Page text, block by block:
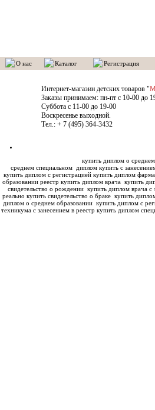
О нас Каталог Регистрация
Интернет-магазин детских товаров "М
Заказы принимаем: пн-пт с 10-00 до
Суббота с 11-00 до 19-00
Воскресенье выходной.
Тел.: + 7 (495) 364-3432
купить диплом о
среднем специальном диплом купить с
купить диплом с регистрацией купить диплом
образовании реестр купить диплом врача купить
свидетельство о рождении купить диплом врача с
реально купить свидетельство о браке купить
диплом о среднем образовании купить диплом с
техникума с занесением в реестр купить диплом